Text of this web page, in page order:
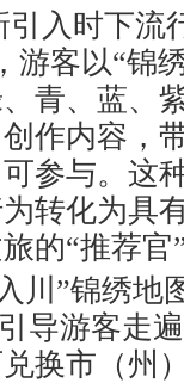
引入时下
游客以“锦
青、蓝、
作内容，
参与。这
转化为具
的“推荐官
川”锦绣
导游客走
换市（州